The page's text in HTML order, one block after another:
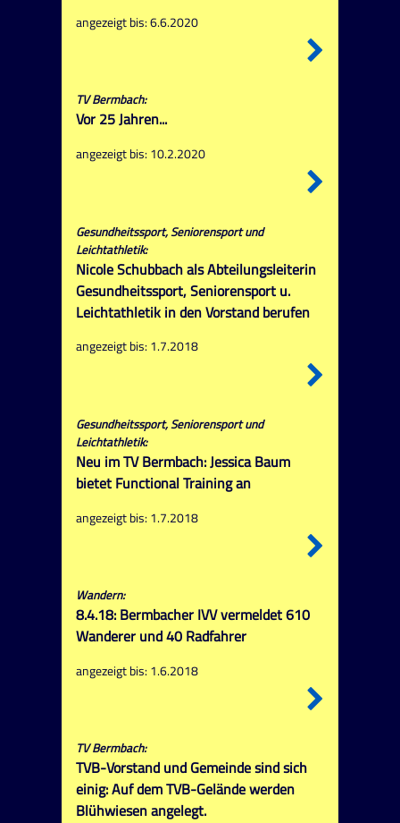
angezeigt bis: 6.6.2020
TV Bermbach:
Vor 25 Jahren...
angezeigt bis: 10.2.2020
Gesundheitssport, Seniorensport und
Leichtathletik:
Nicole Schubbach als Abteilungsleiterin
Gesundheitssport, Seniorensport u.
Leichtathletik in den Vorstand berufen
angezeigt bis: 1.7.2018
Gesundheitssport, Seniorensport und
Leichtathletik:
Neu im TV Bermbach: Jessica Baum
bietet Functional Training an
angezeigt bis: 1.7.2018
Wandern:
8.4.18: Bermbacher IVV vermeldet 610
Wanderer und 40 Radfahrer
angezeigt bis: 1.6.2018
TV Bermbach:
TVB-Vorstand und Gemeinde sind sich
einig: Auf dem TVB-Gelände werden
Blühwiesen angelegt.